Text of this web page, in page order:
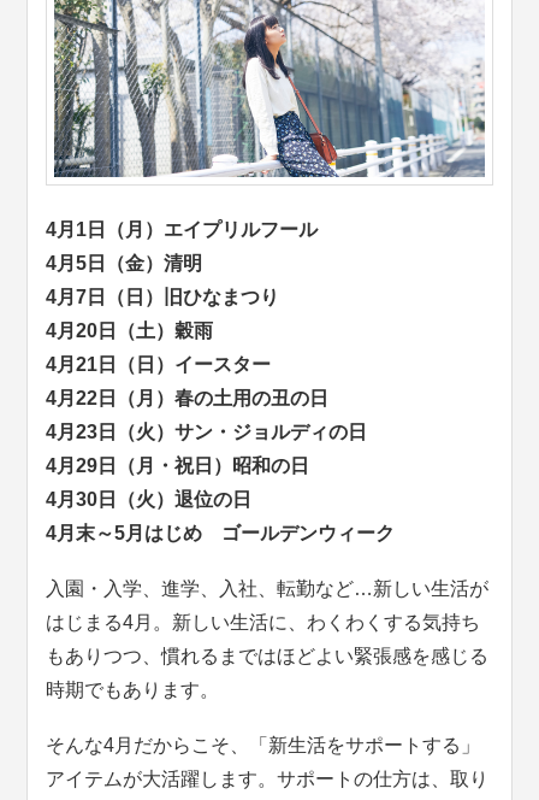
4月1日（月）エイプリルフール
4月5日（金）清明
4月7日（日）旧ひなまつり
4月20日（土）穀雨
4月21日（日）イースター
4月22日（月）春の土用の丑の日
4月23日（火）サン・ジョルディの日
4月29日（月・祝日）昭和の日
4月30日（火）退位の日
4月末～5月はじめ ゴールデンウィーク
入園・入学、進学、入社、転勤など…新しい生活が
はじまる4月。新しい生活に、わくわくする気持ち
もありつつ、慣れるまではほどよい緊張感を感じる
時期でもあります。
そんな4月だからこそ、「新生活をサポートする」
アイテムが大活躍します。サポートの仕方は、取り